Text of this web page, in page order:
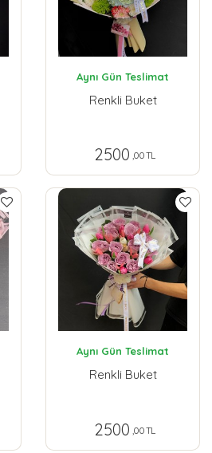
Aynı Gün Teslimat
Renkli Buket
2500 ,00 TL
Aynı Gün Teslimat
Renkli Buket
2500 ,00 TL